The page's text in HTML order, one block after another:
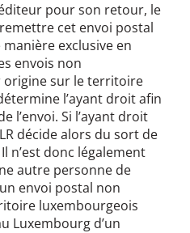
pour son retour, le
cet envoi postal
manière exclusive en
envois non
origine sur le territoire
l’ayant droit afin
l’envoi. Si l’ayant droit
décide alors du sort de
n’est donc légalement
autre personne de
envoi postal non
luxembourgeois
Luxembourg d’un